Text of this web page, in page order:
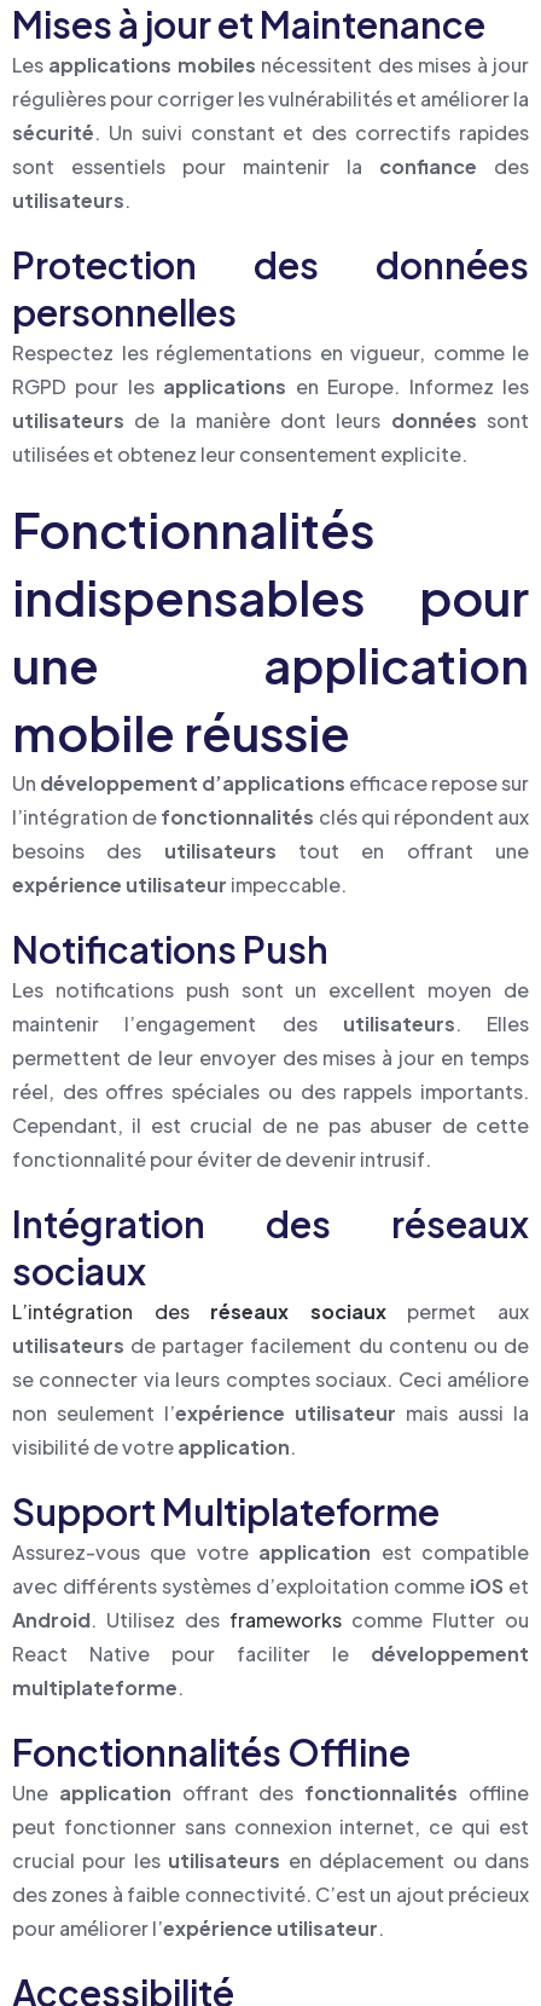
Mises à jour et Maintenance
Les applications mobiles nécessitent des mises à jour
régulières pour corriger les vulnérabilités et améliorer la
sécurité. Un suivi constant et des correctifs rapides
sont essentiels pour maintenir la confiance des
utilisateurs.
Protection des données
personnelles
Respectez les réglementations en vigueur, comme le
RGPD pour les applications en Europe. Informez les
utilisateurs de la manière dont leurs données sont
utilisées et obtenez leur consentement explicite.
Fonctionnalités
indispensables pour
une application
mobile réussie
Un développement d’applications efficace repose sur
l’intégration defonctionnalités clés qui répondent aux
besoins des utilisateurs tout en offrant une
expérience utilisateur impeccable.
Notifications Push
Les notifications push sont un excellent moyen de
maintenir l’engagement des utilisateurs. Elles
permettent de leur envoyer des mises à jour en temps
réel, des offres spéciales ou des rappels importants.
Cependant, il est crucial de ne pas abuser de cette
fonctionnalité pour éviter de devenir intrusif.
Intégration des réseaux
sociaux
L’intégration des réseaux sociauxpermet aux
utilisateurs de partager facilement du contenu ou de
se connecter via leurs comptes sociaux. Ceci améliore
non seulement l’expérience utilisateur mais aussi la
visibilité de votreapplication.
Support Multiplateforme
Assurez-vous que votre application est compatible
avec différents systèmes d’exploitation comme iOS et
Android. Utilisez des frameworks comme Flutter ou
React Native pour faciliter le développement
multiplateforme.
Fonctionnalités Offline
Une application offrant des fonctionnalités offline
peut fonctionner sans connexion internet, ce qui est
crucial pour les utilisateurs en déplacement ou dans
des zones à faible connectivité. C’est un ajout précieux
pour améliorer l’expérience utilisateur.
Accessibilité